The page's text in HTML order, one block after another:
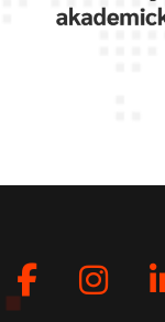
Social
menu